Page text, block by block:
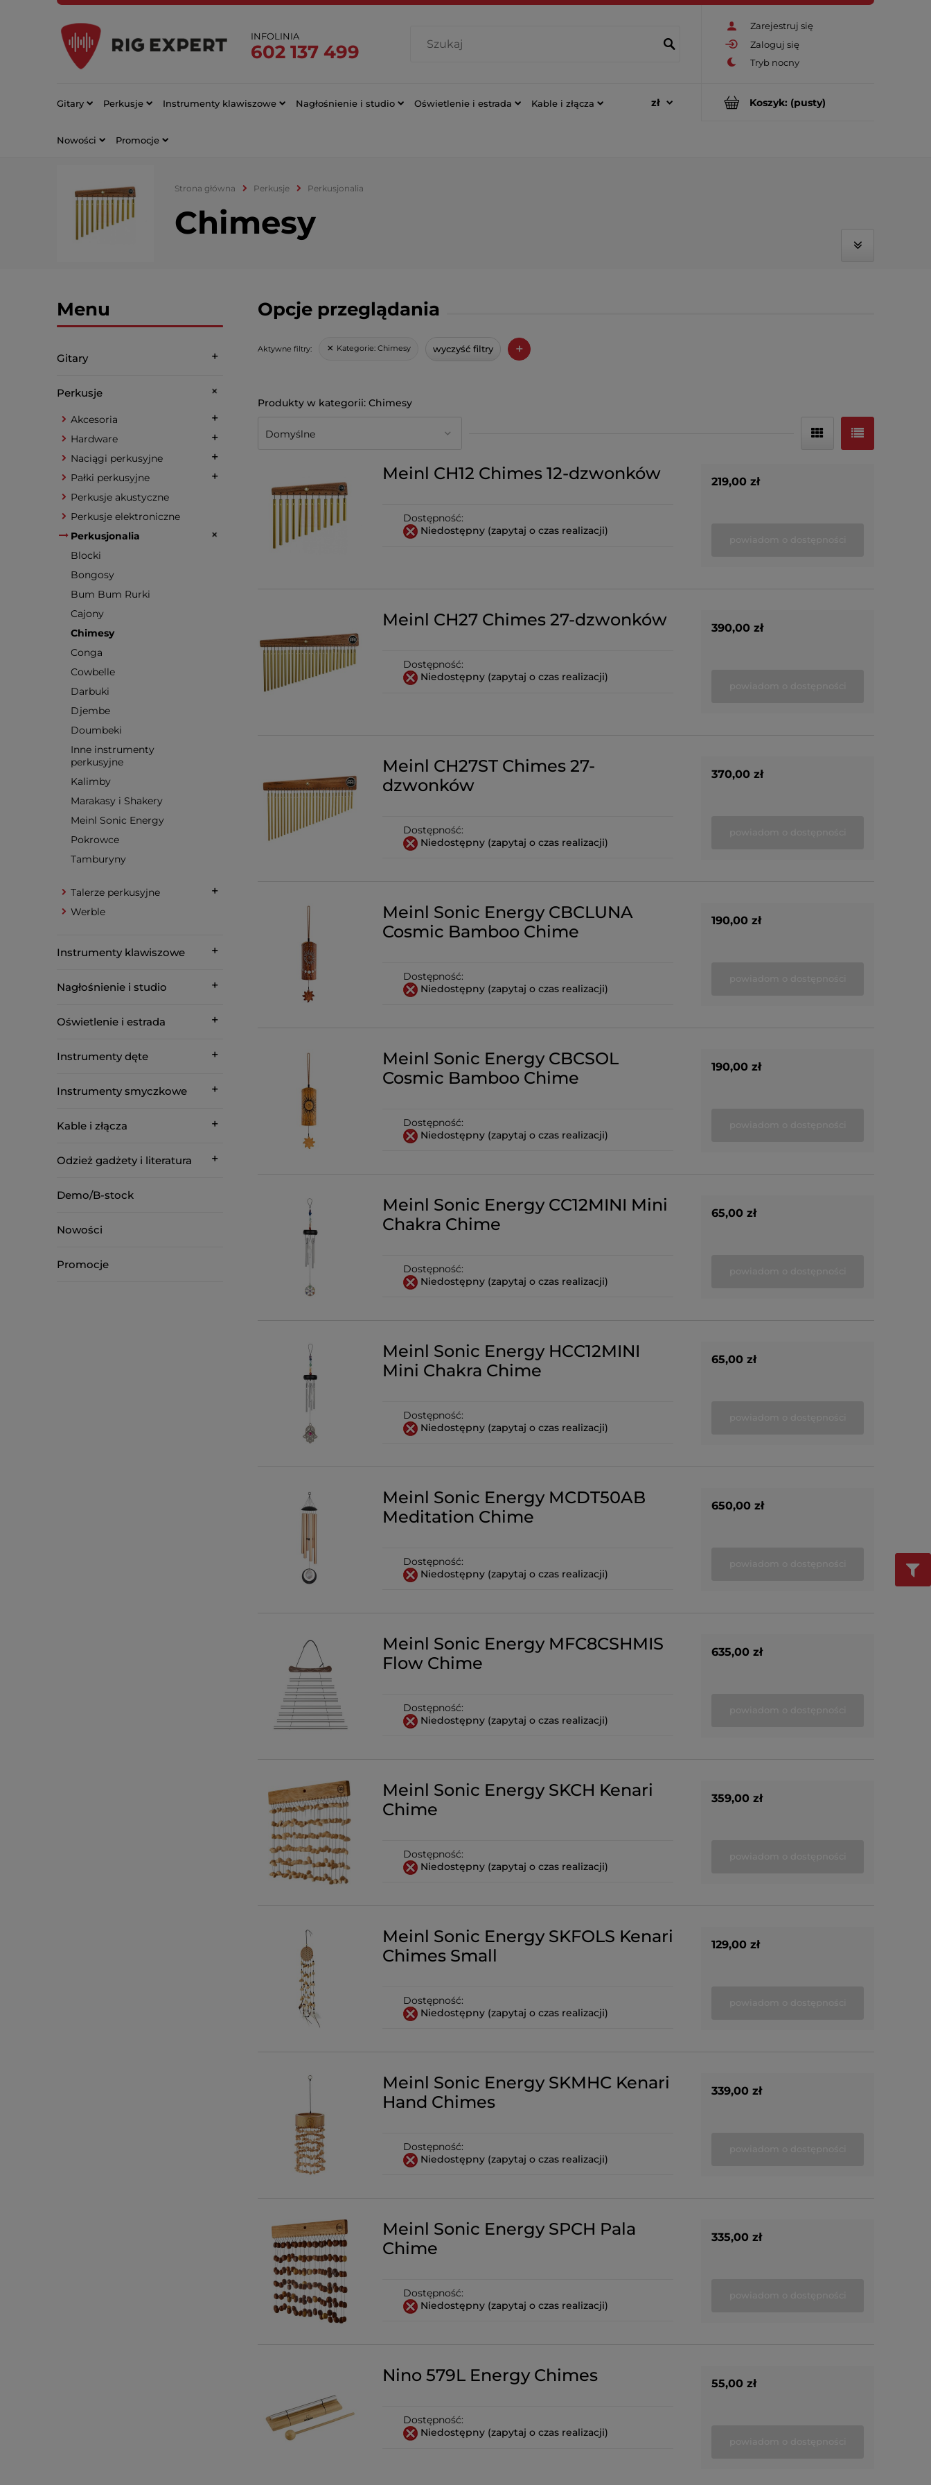
Zarejestruj się
Zaloguj się
INFOLINIA
602 137 499
Koszyk: (pusty)
Gitary Perkusje Instrumenty klawiszowe Nagłośnienie i studio Oświetlenie i estrada Kable i złącza
Nowości Promocje
Strona główna Perkusje Perkusjonalia
Chimesy
Menu
Gitary
Perkusje
Akcesoria
Hardware
Naciągi perkusyjne
Pałki perkusyjne
Perkusje akustyczne
Perkusje elektroniczne
Perkusjonalia
Blocki
Bongosy
Bum Bum Rurki
Cajony
Chimesy
Conga
Cowbelle
Darbuki
Djembe
Doumbeki
Inne instrumenty
perkusyjne
Kalimby
Marakasy i Shakery
Meinl Sonic Energy
Pokrowce
Tamburyny
Talerze perkusyjne
Werble
Instrumenty klawiszowe
Nagłośnienie i studio
Oświetlenie i estrada
Instrumenty dęte
Instrumenty smyczkowe
Kable i złącza
Odzież gadżety i literatura
Demo/B-stock
Nowości
Promocje
Opcje przeglądania
Aktywne filtry: Kategorie: Chimesy wyczyść filtry +
Chimesy
Meinl CH12 Chimes 12-dzwonków
Dostępność:
Niedostępny (zapytaj o czas realizacji)
219,00 zł
Meinl CH27 Chimes 27-dzwonków
Dostępność:
Niedostępny (zapytaj o czas realizacji)
390,00 zł
Meinl CH27ST Chimes 27-
dzwonków
Dostępność:
Niedostępny (zapytaj o czas realizacji)
370,00 zł
Meinl Sonic Energy CBCLUNA
Cosmic Bamboo Chime
Dostępność:
Niedostępny (zapytaj o czas realizacji)
190,00 zł
Meinl Sonic Energy CBCSOL
Cosmic Bamboo Chime
Dostępność:
Niedostępny (zapytaj o czas realizacji)
190,00 zł
Meinl Sonic Energy CC12MINI Mini
Chakra Chime
Dostępność:
Niedostępny (zapytaj o czas realizacji)
65,00 zł
Meinl Sonic Energy HCC12MINI
Mini Chakra Chime
Dostępność:
Niedostępny (zapytaj o czas realizacji)
65,00 zł
Meinl Sonic Energy MCDT50AB
Meditation Chime
Dostępność:
Niedostępny (zapytaj o czas realizacji)
650,00 zł
Meinl Sonic Energy MFC8CSHMIS
Flow Chime
Dostępność:
Niedostępny (zapytaj o czas realizacji)
635,00 zł
Meinl Sonic Energy SKCH Kenari
Chime
Dostępność:
Niedostępny (zapytaj o czas realizacji)
359,00 zł
Meinl Sonic Energy SKFOLS Kenari
Chimes Small
Dostępność:
Niedostępny (zapytaj o czas realizacji)
129,00 zł
Meinl Sonic Energy SKMHC Kenari
Hand Chimes
Dostępność:
Niedostępny (zapytaj o czas realizacji)
339,00 zł
Meinl Sonic Energy SPCH Pala
Chime
Dostępność:
Niedostępny (zapytaj o czas realizacji)
335,00 zł
Nino 579L Energy Chimes
Dostępność:
Niedostępny (zapytaj o czas realizacji)
55,00 zł